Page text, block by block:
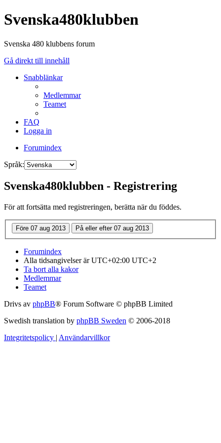
Svenska480klubben
Svenska 480 klubbens forum
Gå direkt till innehåll
Snabblänkar
Medlemmar
Teamet
FAQ
Logga in
Forumindex
Språk:
Svenska480klubben - Registrering
För att fortsätta med registreringen, berätta när du föddes.
Forumindex
Alla tidsangivelser är UTC+02:00 UTC+2
Ta bort alla kakor
Medlemmar
Teamet
Drivs av phpBB® Forum Software © phpBB Limited
Swedish translation by phpBB Sweden © 2006-2018
Integritetspolicy | Användarvillkor